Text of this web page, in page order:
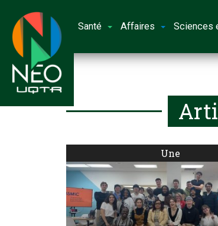
Santé Affaires Sciences
Une